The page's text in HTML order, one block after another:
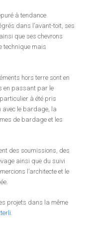
à tendance
dans l’avant-toit, ses
que ses chevrons
technique mais
hors terre sont en
en passant par le
à été pris
avec le bardage, la
de bardage et les
des soumissions, des
ainsi que du suivi
l’architecte et le
projets dans la même
.